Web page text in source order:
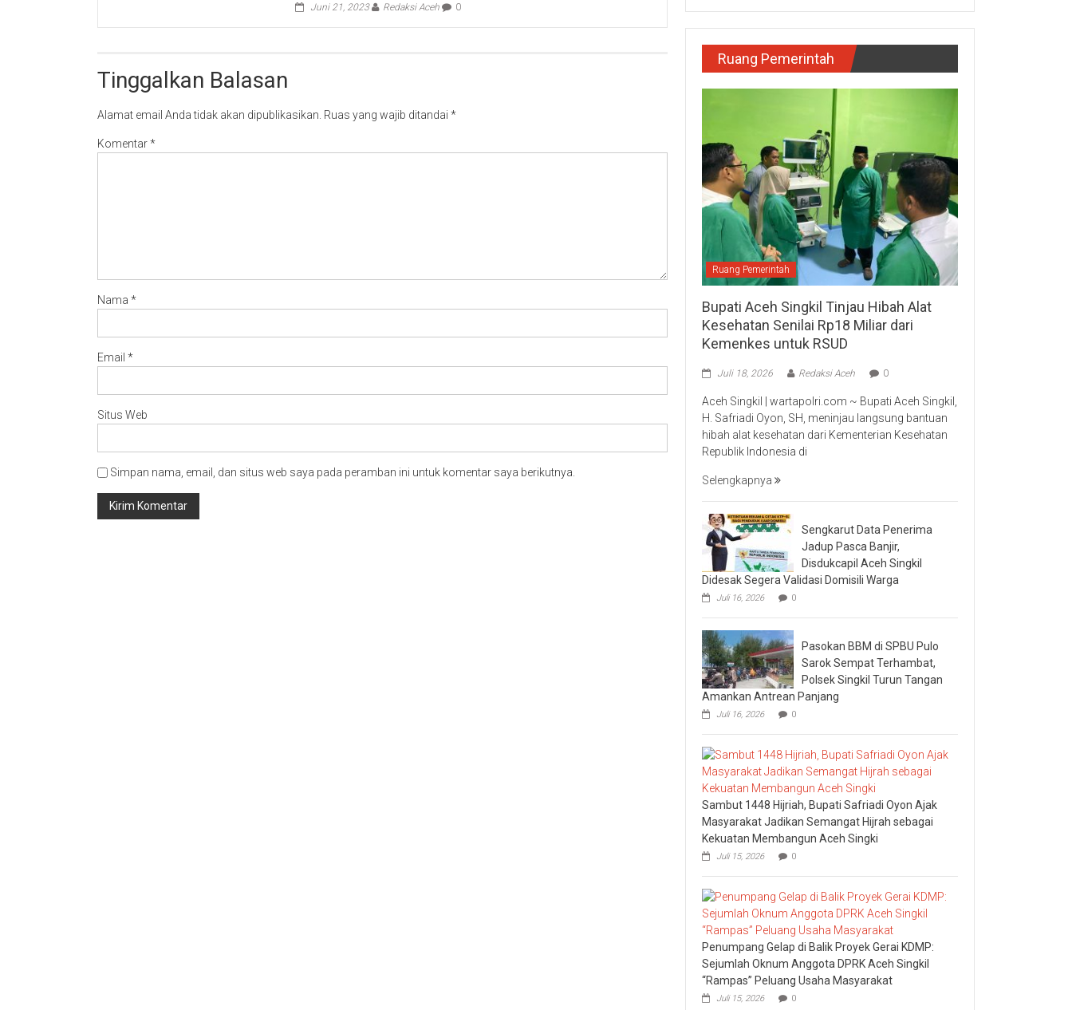
Juni 21, 2023 Redaksi Aceh 0
Tinggalkan Balasan
Alamat email Anda tidak akan dipublikasikan. Ruas yang wajib ditandai *
Komentar*
Nama *
Email *
Situs Web
Simpan nama, email, dan situs web saya pada peramban ini untuk komentar saya berikutnya.
Ruang Pemerintah
Ruang Pemerintah
Bupati Aceh Singkil Tinjau Hibah Alat
Kesehatan Senilai Rp18 Miliar dari
Kemenkes untuk RSUD
Juli 18, 2026 Redaksi Aceh 0
Aceh Singkil | wartapolri.com ~ Bupati Aceh Singkil,
H. Safriadi Oyon, SH, meninjau langsung bantuan
hibah alat kesehatan dari Kementerian Kesehatan
Republik Indonesia di
Selengkapnya
Sengkarut Data Penerima
Jadup Pasca Banjir,
Disdukcapil Aceh Singkil
Didesak Segera Validasi Domisili Warga
Juli 16, 2026 0
Pasokan BBM di SPBU Pulo
Sarok Sempat Terhambat,
Polsek Singkil Turun Tangan
Amankan Antrean Panjang
Juli 16, 2026 0
Sambut 1448 Hijriah, Bupati Safriadi Oyon Ajak
Masyarakat Jadikan Semangat Hijrah sebagai
Kekuatan Membangun Aceh Singki
Juli 15, 2026 0
Penumpang Gelap di Balik Proyek Gerai KDMP:
Sejumlah Oknum Anggota DPRK Aceh Singkil
“Rampas” Peluang Usaha Masyarakat
Juli 15, 2026 0